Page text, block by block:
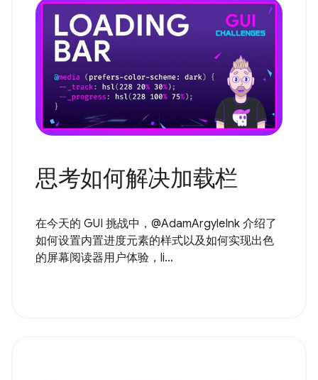
思考如何解决加载栏
在今天的 GUI 挑战中，@AdamArgyleInk 介绍了
如何设置内置进度元素的样式以及如何实现出色
的屏幕阅读器用户体验，li...